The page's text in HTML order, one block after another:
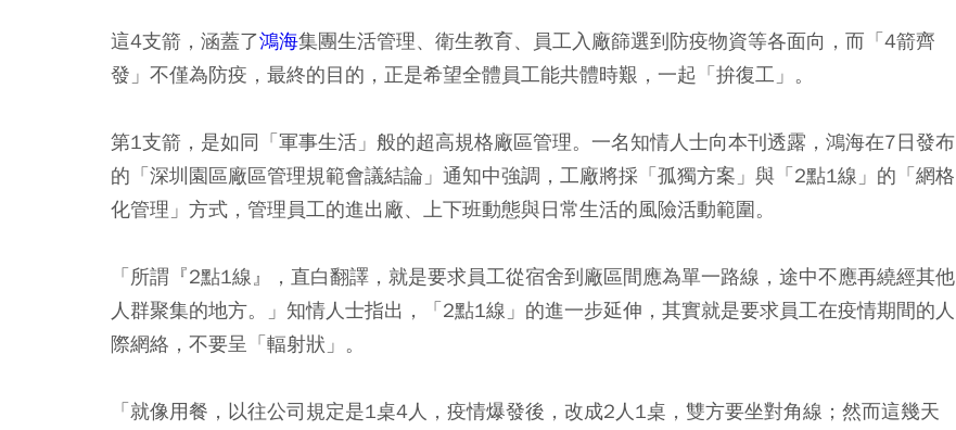
這4支箭，涵蓋了鴻海集團生活管理、衛生教育、員工入廠篩選到防疫物資等各面向，而「4箭齊
發」不僅為防疫，最終的目的，正是希望全體員工能共體時艱，一起「拚復工」。
第1支箭，是如同「軍事生活」般的超高規格廠區管理。一名知情人士向本刊透露，鴻海在7日發布
的「深圳園區廠區管理規範會議結論」通知中強調，工廠將採「孤獨方案」與「2點1線」的「網格
化管理」方式，管理員工的進出廠、上下班動態與日常生活的風險活動範圍。
「所謂『2點1線』，直白翻譯，就是要求員工從宿舍到廠區間應為單一路線，途中不應再繞經其他
人群聚集的地方。」知情人士指出，「2點1線」的進一步延伸，其實就是要求員工在疫情期間的人
際網絡，不要呈「輻射狀」。
「就像用餐，以往公司規定是1桌4人，疫情爆發後，改成2人1桌，雙方要坐對角線；然而這幾天